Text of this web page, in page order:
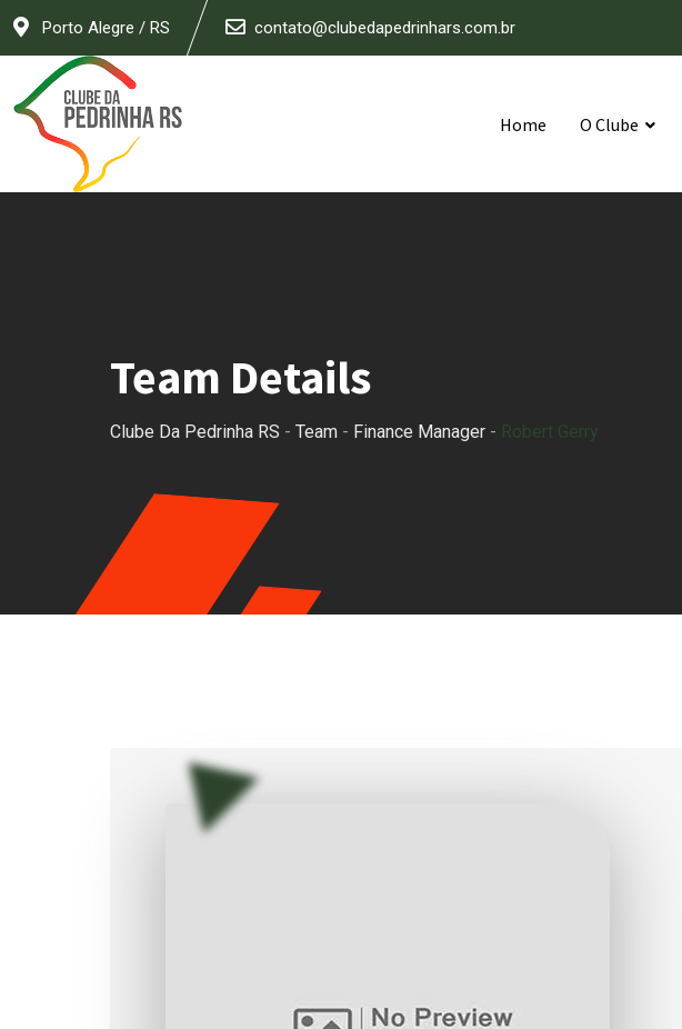
Skip
content
Porto Alegre / RS contato@clubedapedrinhars.com.br
Home O Clube
Team Details
Clube Da Pedrinha RS - Team - Finance Manager - Robert Gerry